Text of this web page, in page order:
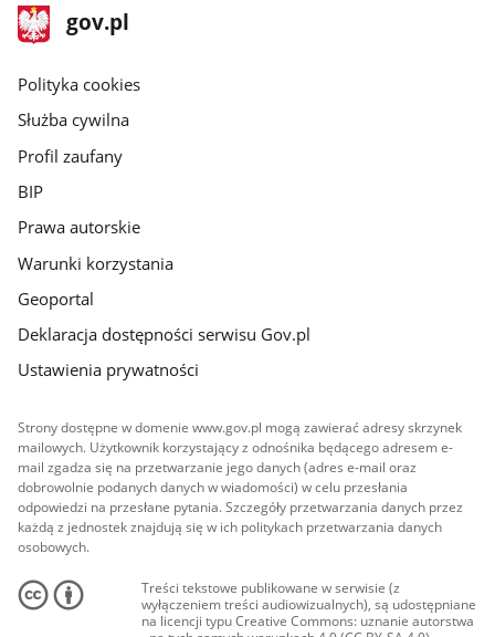
stopka
gov.pl
Strona
gov.pl
gov.pl
Polityka cookies
Służba cywilna
Profil zaufany
BIP
Prawa autorskie
Warunki korzystania
Geoportal
Deklaracja dostępności serwisu Gov.pl
Ustawienia prywatności
Strony dostępne w domenie www.gov.pl mogą zawierać adresy skrzynek
mailowych. Użytkownik korzystający z odnośnika będącego adresem e-
mail zgadza się na przetwarzanie jego danych (adres e-mail oraz
dobrowolnie podanych danych w wiadomości) w celu przesłania
odpowiedzi na przesłane pytania. Szczegóły przetwarzania danych przez
każdą z jednostek znajdują się w ich politykach przetwarzania danych
osobowych.
Treści tekstowe publikowane w serwisie (z
wyłączeniem treści audiowizualnych), są udostępniane
na licencji typu Creative Commons: uznanie autorstwa